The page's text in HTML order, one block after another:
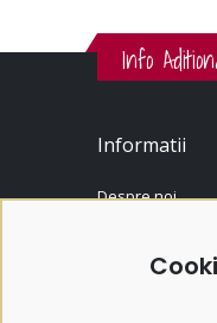
Info
Informatii
Despre noi
Contul Meu